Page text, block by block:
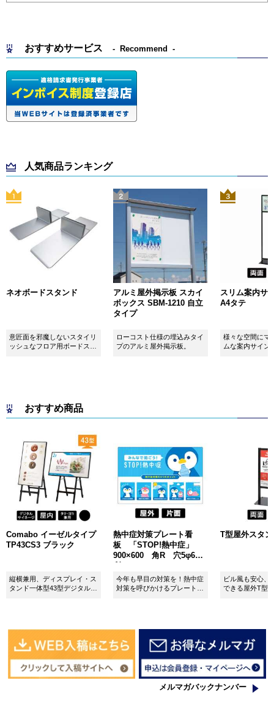
おすすめサービス Recommend
人気商品ランキング
ネオボードスタンド
意匠面を邪魔しないスタイリ
ッシュなフロア用ボードスタ
アルミ屋外掲示板 スカイ
ボックス SBM-1210 自立
タイプ
ローコスト仕様の埋込みタイ
プのアルミ屋外掲示板。
スリム案内サ
A4タテ
様々な空間にマ
ムな案内サイン
おすすめ商品
Comabo イーゼルタイプ
TP43CS3 ブラック
縦横兼用、ディスプレイ・ス
タンド一体型43型デジタルサ
熱中症対策プレート看
板 「STOP!熱中症」
900×600 角R 穴5φ6カ
今年も早目の対策を！熱中症
対策を呼びかけるプレート看
T型屋外スタ
ビル風も安心、
できる屋外T型
メルマガバックナンバー